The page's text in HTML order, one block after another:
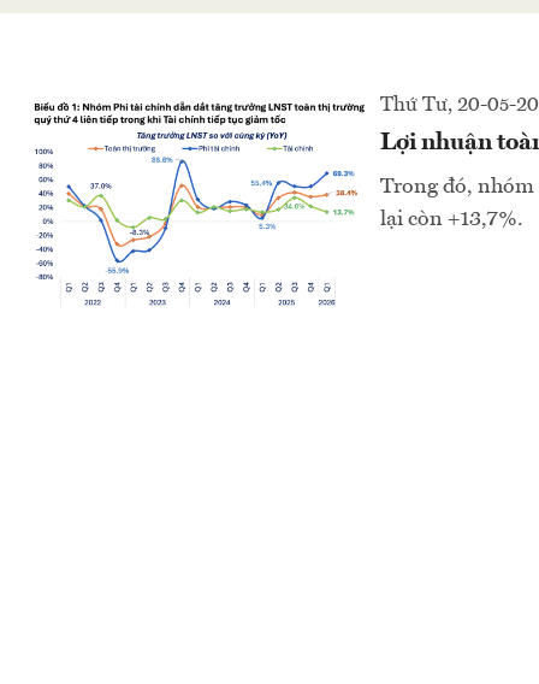
Thứ Tư, 20-05-
Lợi nhuận
Trong đó,
lại còn +13,7%.